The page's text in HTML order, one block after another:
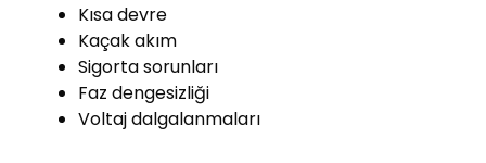
Kısa devre
Kaçak akım
Sigorta sorunları
Faz dengesizliği
Voltaj dalgalanmaları